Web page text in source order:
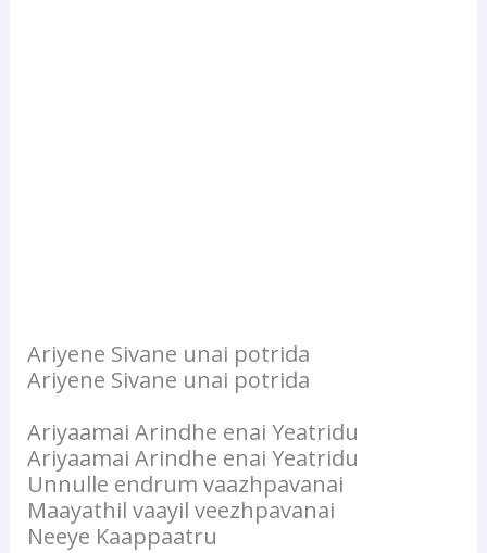
Ariyene Sivane unai potrida
Ariyene Sivane unai potrida
Ariyaamai Arindhe enai Yeatridu
Ariyaamai Arindhe enai Yeatridu
Unnulle endrum vaazhpavanai
Maayathil vaayil veezhpavanai
Neeye Kaappaatru